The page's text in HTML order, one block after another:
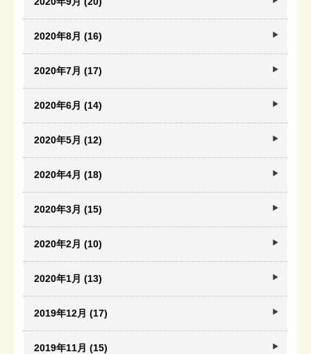
2020年8月 (16)
2020年7月 (17)
2020年6月 (14)
2020年5月 (12)
2020年4月 (18)
2020年3月 (15)
2020年2月 (10)
2020年1月 (13)
2019年12月 (17)
2019年11月 (15)